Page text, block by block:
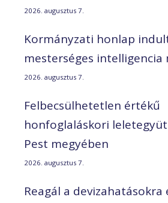
2026. augusztus 7.
Kormányzati honlap
mesterséges intelligencia
2026. augusztus 7.
Felbecsülhetetlen értékű
honfoglaláskori
Pest megyében
2026. augusztus 7.
Reagál a devizahatásokra